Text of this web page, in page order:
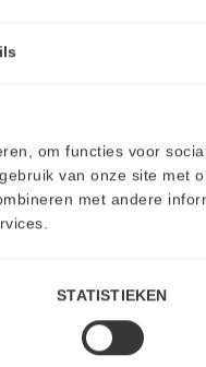
om functies voor
van onze site met
met andere
STATISTIEKEN
VOORNAAM*
EMAIL*